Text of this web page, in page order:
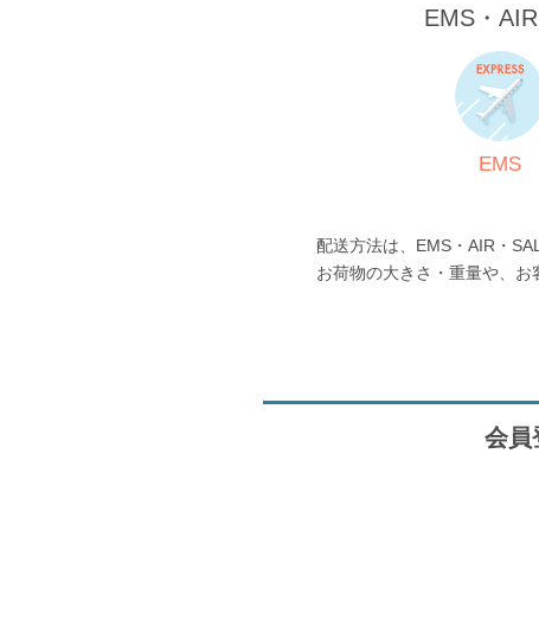
EMS・
EMS
配送方法は、EMS・AIR・
お荷物の大きさ・重量や、お
会員